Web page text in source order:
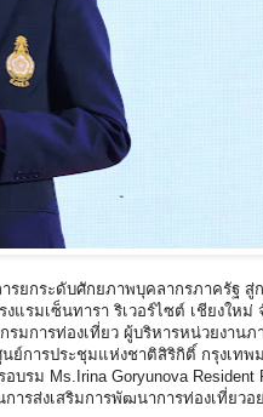
กระดับศักยภาพบุคลากรภาครัฐ สู่ก
มเซ็นทารา ริเวอร์ไซต์ เชียงใหม่
มการท่องเที่ยว ผู้บริหารหน่วยงาน
นย์การประชุมแห่งชาติสิริกิติ์ กรุงเ
ม Ms.Irina Goryunova Resident
รส่งเสริมการพัฒนาการท่องเที่ยวอ